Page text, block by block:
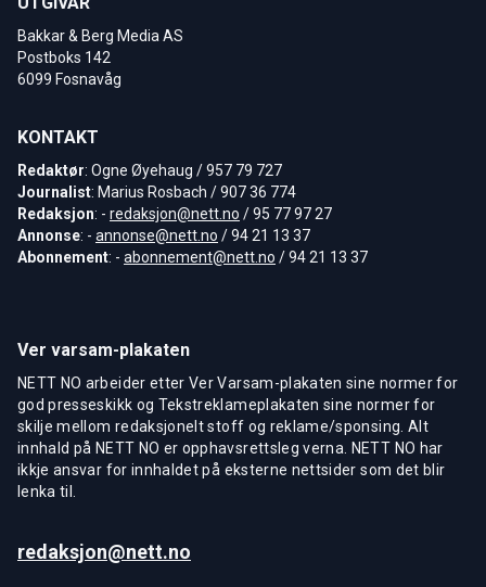
Bakkar & Berg Media AS
Postboks 142
6099 Fosnavåg
KONTAKT
Redaktør: Ogne Øyehaug / 957 79 727
Journalist: Marius Rosbach / 907 36 774
Redaksjon: - redaksjon@nett.no / 95 77 97 27
Annonse: - annonse@nett.no / 94 21 13 37
Abonnement: - abonnement@nett.no / 94 21 13 37
Ver varsam-plakaten
NETT NO arbeider etter Ver Varsam-plakaten sine normer for
god presseskikk og Tekstreklameplakaten sine normer for
skilje mellom redaksjonelt stoff og reklame/sponsing. Alt
innhald på NETT NO er opphavsrettsleg verna. NETT NO har
ikkje ansvar for innhaldet på eksterne nettsider som det blir
lenka til.
redaksjon@nett.no